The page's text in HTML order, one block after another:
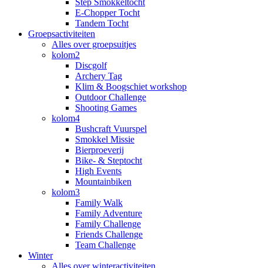
Step Smokkeltocht
E-Chopper Tocht
Tandem Tocht
Groepsactiviteiten
Alles over groepsuitjes
kolom2
Discgolf
Archery Tag
Klim & Boogschiet workshop
Outdoor Challenge
Shooting Games
kolom4
Bushcraft Vuurspel
Smokkel Missie
Bierproeverij
Bike- & Steptocht
High Events
Mountainbiken
kolom3
Family Walk
Family Adventure
Family Challenge
Friends Challenge
Team Challenge
Winter
Alles over winteractiviteiten